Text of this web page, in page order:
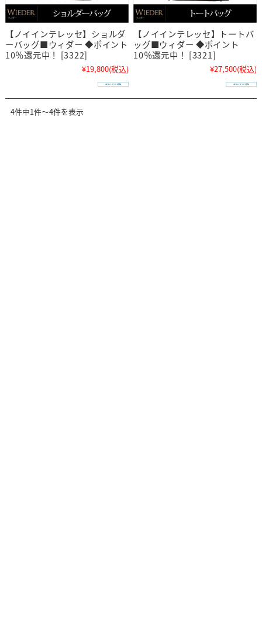
【ノイインテレッセ】ショルダ
ーバッグ■ウィダー ◆ポイント
10％還元中！ [3322]
¥19,800(税込)
【ノイインテレッセ】トートバ
ッグ■ウィダー ◆ポイント
10％還元中！ [3321]
¥27,500(税込)
4件中1件～4件を表示